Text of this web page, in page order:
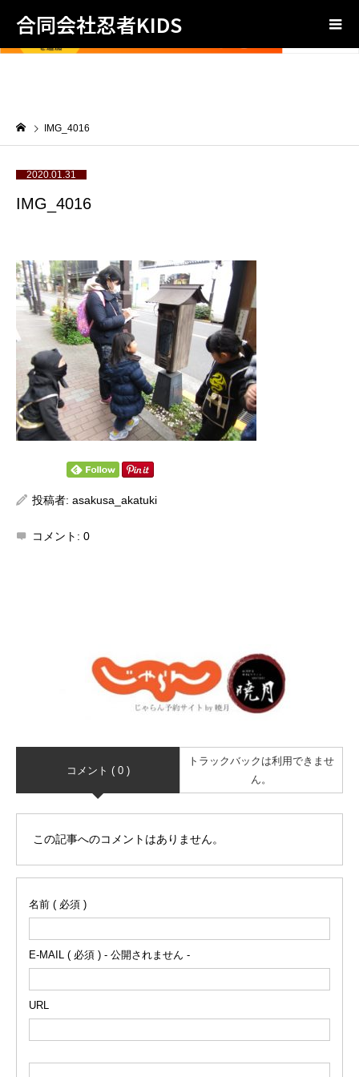
合同会社忍者KIDS
IMG_4016
2020.01.31
IMG_4016
投稿者: asakusa_akatuki
コメント: 0
コメント ( 0 )
トラックバックは利用できませ
ん。
この記事へのコメントはありません。
名前 ( 必須 )
E-MAIL ( 必須 ) - 公開されません -
URL